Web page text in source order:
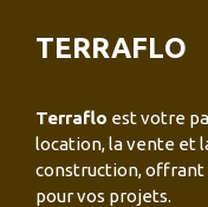
TERRAFLO
Terraflo est votre
location, la vente et
construction, offrant
pour vos projets.